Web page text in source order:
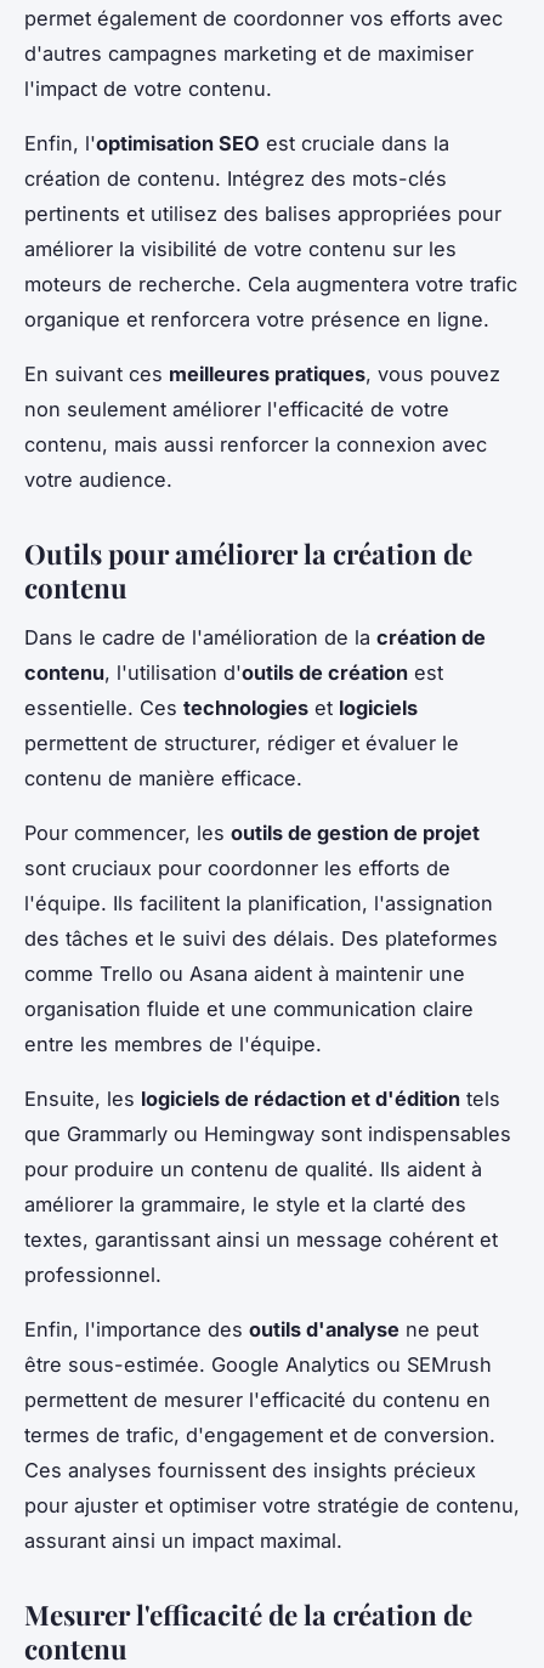
permet également de coordonner vos efforts avec
d'autres campagnes marketing et de maximiser
l'impact de votre contenu.
Enfin, l'optimisation SEO est cruciale dans la
création de contenu. Intégrez des mots-clés
pertinents et utilisez des balises appropriées pour
améliorer la visibilité de votre contenu sur les
moteurs de recherche. Cela augmentera votre trafic
organique et renforcera votre présence en ligne.
En suivant ces meilleures pratiques, vous pouvez
non seulement améliorer l'efficacité de votre
contenu, mais aussi renforcer la connexion avec
votre audience.
Outils pour améliorer la création de
contenu
Dans le cadre de l'amélioration de la création de
contenu, l'utilisation d'outils de création est
essentielle. Ces technologies et logiciels
permettent de structurer, rédiger et évaluer le
contenu de manière efficace.
Pour commencer, les outils de gestion de projet
sont cruciaux pour coordonner les efforts de
l'équipe. Ils facilitent la planification, l'assignation
des tâches et le suivi des délais. Des plateformes
comme Trello ou Asana aident à maintenir une
organisation fluide et une communication claire
entre les membres de l'équipe.
Ensuite, les logiciels de rédaction et d'édition tels
que Grammarly ou Hemingway sont indispensables
pour produire un contenu de qualité. Ils aident à
améliorer la grammaire, le style et la clarté des
textes, garantissant ainsi un message cohérent et
professionnel.
Enfin, l'importance des outils d'analyse ne peut
être sous-estimée. Google Analytics ou SEMrush
permettent de mesurer l'efficacité du contenu en
termes de trafic, d'engagement et de conversion.
Ces analyses fournissent des insights précieux
pour ajuster et optimiser votre stratégie de contenu,
assurant ainsi un impact maximal.
Mesurer l'efficacité de la création de
contenu